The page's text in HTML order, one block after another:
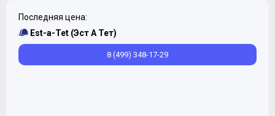
Последняя цена:
Est-a-Tet (Эст А Тет)
8 (499) 348-17-29